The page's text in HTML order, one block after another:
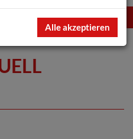
Alle akzeptieren